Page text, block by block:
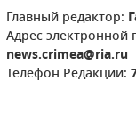
Главный редактор:
Адрес электронной
news.crimea@ria.ru
Телефон Редакции: